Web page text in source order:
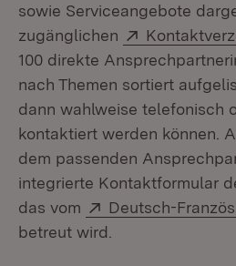
sowie Serviceangebote
zugänglichen
Extern:
100 direkte
nach Themen sortiert
dann wahlweise telefonisch
kontaktiert werden können.
dem passenden
integrierte Kontaktformular
das vom
Extern:
Deutsch-
betreut wird.